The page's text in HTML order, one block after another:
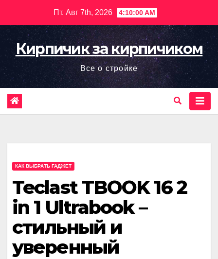
содержимому
Пт. Авг 7th, 2026 4:10:02 AM
Кирпичик за кирпичиком
Все о стройке
КАК ВЫБРАТЬ ГАДЖЕТ
Teclast TBOOK 16 2
in 1 Ultrabook –
стильный и
уверенный